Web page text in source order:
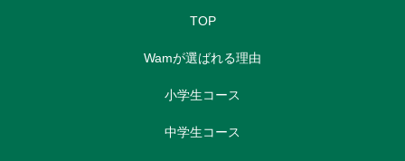
TOP
Wamが選ばれる理由
小学生コース
中学生コース